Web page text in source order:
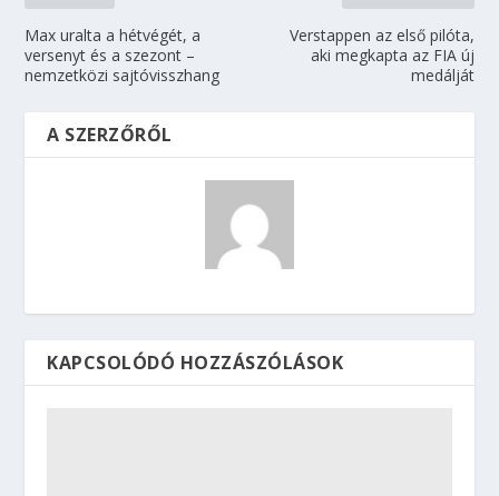
Max uralta a hétvégét, a
versenyt és a szezont –
nemzetközi sajtóvisszhang
Verstappen az első pilóta,
aki megkapta az FIA új
medálját
A SZERZŐRŐL
KAPCSOLÓDÓ HOZZÁSZÓLÁSOK